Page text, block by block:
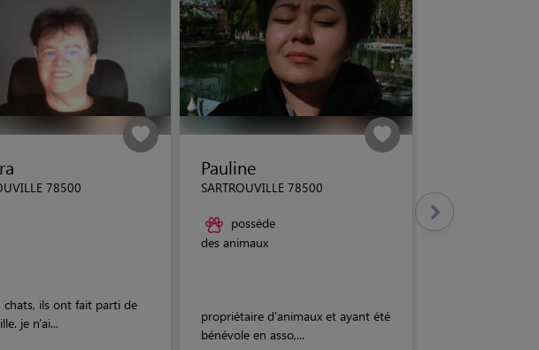
78500
chats, ils ont fait parti de
je n'ai...
Pauline
SARTROUVILLE 78500
possède
des animaux
propriétaire d'animaux et ayant été
bénévole en asso,...